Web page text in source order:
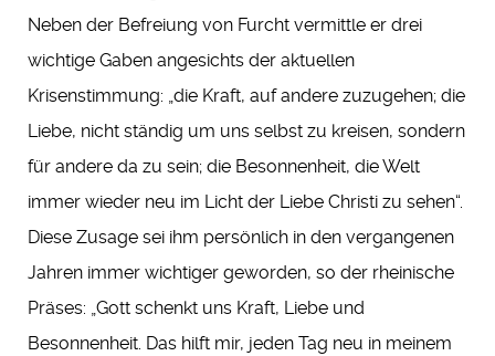
Neben der Befreiung von Furcht vermittle er drei
wichtige Gaben angesichts der aktuellen
Krisenstimmung: „die Kraft, auf andere zuzugehen; die
Liebe, nicht ständig um uns selbst zu kreisen, sondern
für andere da zu sein; die Besonnenheit, die Welt
immer wieder neu im Licht der Liebe Christi zu sehen“.
Diese Zusage sei ihm persönlich in den vergangenen
Jahren immer wichtiger geworden, so der rheinische
Präses: „Gott schenkt uns Kraft, Liebe und
Besonnenheit. Das hilft mir, jeden Tag neu in meinem